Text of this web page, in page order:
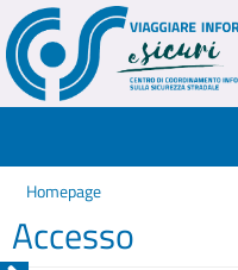
Homepage
Accesso